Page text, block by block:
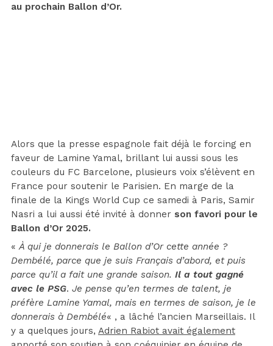
au prochain Ballon d’Or.
Alors que la presse espagnole fait déjà le forcing en
faveur de Lamine Yamal, brillant lui aussi sous les
couleurs du FC Barcelone, plusieurs voix s’élèvent en
France pour soutenir le Parisien. En marge de la
finale de la Kings World Cup ce samedi à Paris, Samir
Nasri a lui aussi été invité à donner son favori pour le
Ballon d’Or 2025.
« À qui je donnerais le Ballon d’Or cette année ?
Dembélé, parce que je suis Français d’abord, et puis
parce qu’il a fait une grande saison. Il a tout gagné
avec le PSG. Je pense qu’en termes de talent, je
préfère Lamine Yamal, mais en termes de saison, je le
donnerais à Dembélé« , a lâché l’ancien Marseillais. Il
y a quelques jours, Adrien Rabiot avait également